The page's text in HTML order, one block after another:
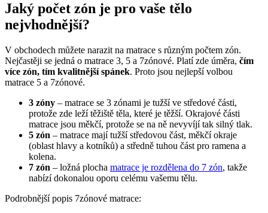
Jaký počet zón je pro vaše tělo
nejvhodnější?
V obchodech můžete narazit na matrace s různým počtem zón.
Nejčastěji se jedná o matrace 3, 5 a 7zónové. Platí zde úměra, čím
více zón, tím kvalitnější spánek. Proto jsou nejlepší volbou
matrace 5 a 7zónové.
3 zóny – matrace se 3 zónami je tužší ve středové části,
protože zde leží těžiště těla, které je těžší. Okrajové části
matrace jsou měkčí, protože se na ně nevyvíjí tak silný tlak.
5 zón – matrace mají tužší středovou část, měkčí okraje
(oblast hlavy a kotníků) a středně tuhou část pro ramena a
kolena.
7 zón – ložná plocha matrace je rozdělena do 7 zón, takže
nabízí dokonalou oporu celému vašemu tělu.
Podrobnější popis 7zónové matrace: